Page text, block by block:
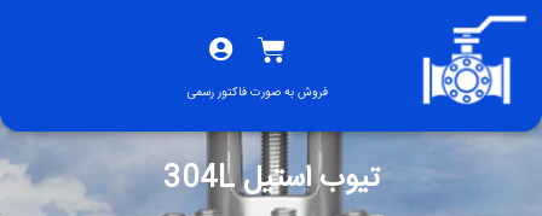
فروش به صورت فاکتور رسمی
تیوب استیل 304L